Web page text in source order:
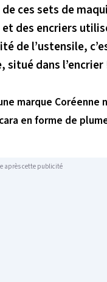
ces sets de
des encriers
de l’ustensile,
situé dans l’encrier
marque Coréenne
en forme de
après cette publicité